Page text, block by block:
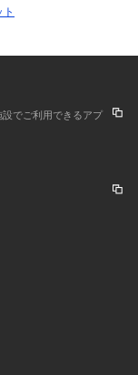
でご利用できるアプ